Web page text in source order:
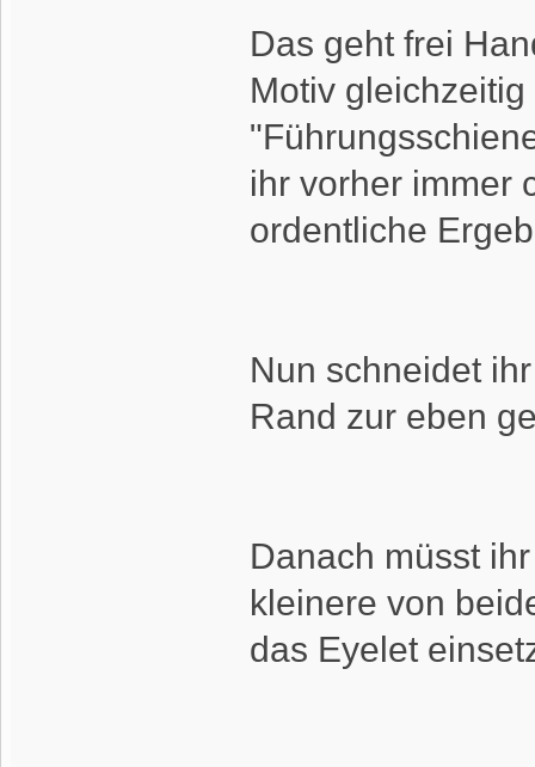
Das geht frei
Motiv
ihr vorher immer
ordentliche
Nun schneidet
Rand zur eben
Danach müsst
kleinere von
das Eyelet